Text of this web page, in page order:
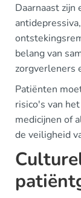
Daarnaast
belang van
zorgverleners
Patiënten
risico's van
medicijnen of
de veiligheid